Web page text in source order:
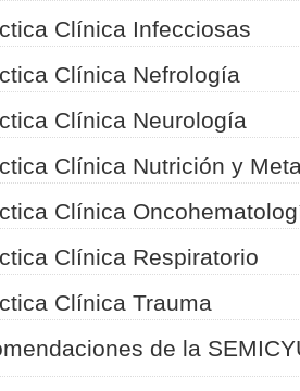
Clínica Infecciosas
Clínica Nefrología
Clínica Neurología
Clínica Nutrición y
Clínica
Clínica Respiratorio
Clínica Trauma
de la